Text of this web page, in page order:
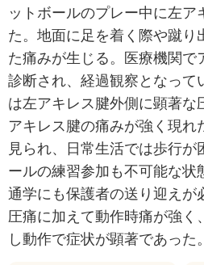
ットボールのプレー中に左ア
た。地面に足を着く際や蹴り
た痛みが生じる。医療機関で
診断され、経過観察となって
は左アキレス腱外側に顕著な
アキレス腱の痛みが強く現れ
見られ、日常生活では歩行が
ールの練習参加も不可能な状
通学にも保護者の送り迎えが
圧痛に加えて動作時痛が強く
し動作で症状が顕著であった。